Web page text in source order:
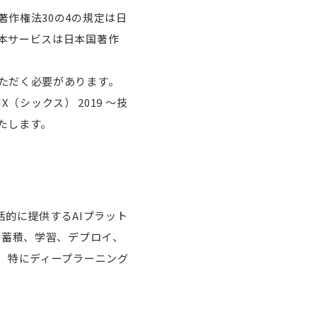
作権法30の4の規定は日
サービスは日本国著作
く必要があります。
（シックス） 2019 〜技
ます。
に提供するAIプラット
積、学習、デプロイ、
特にディープラーニング